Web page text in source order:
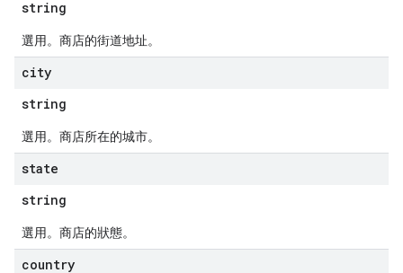
string
選用。商店的街道地址。
city
string
選用。商店所在的城市。
state
string
選用。商店的狀態。
country